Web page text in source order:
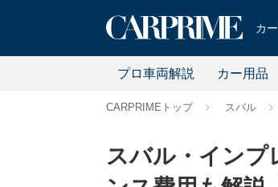
カ
プロ車両解説 カー用品
CARPRIMEトップ スバル
スバル・インプ